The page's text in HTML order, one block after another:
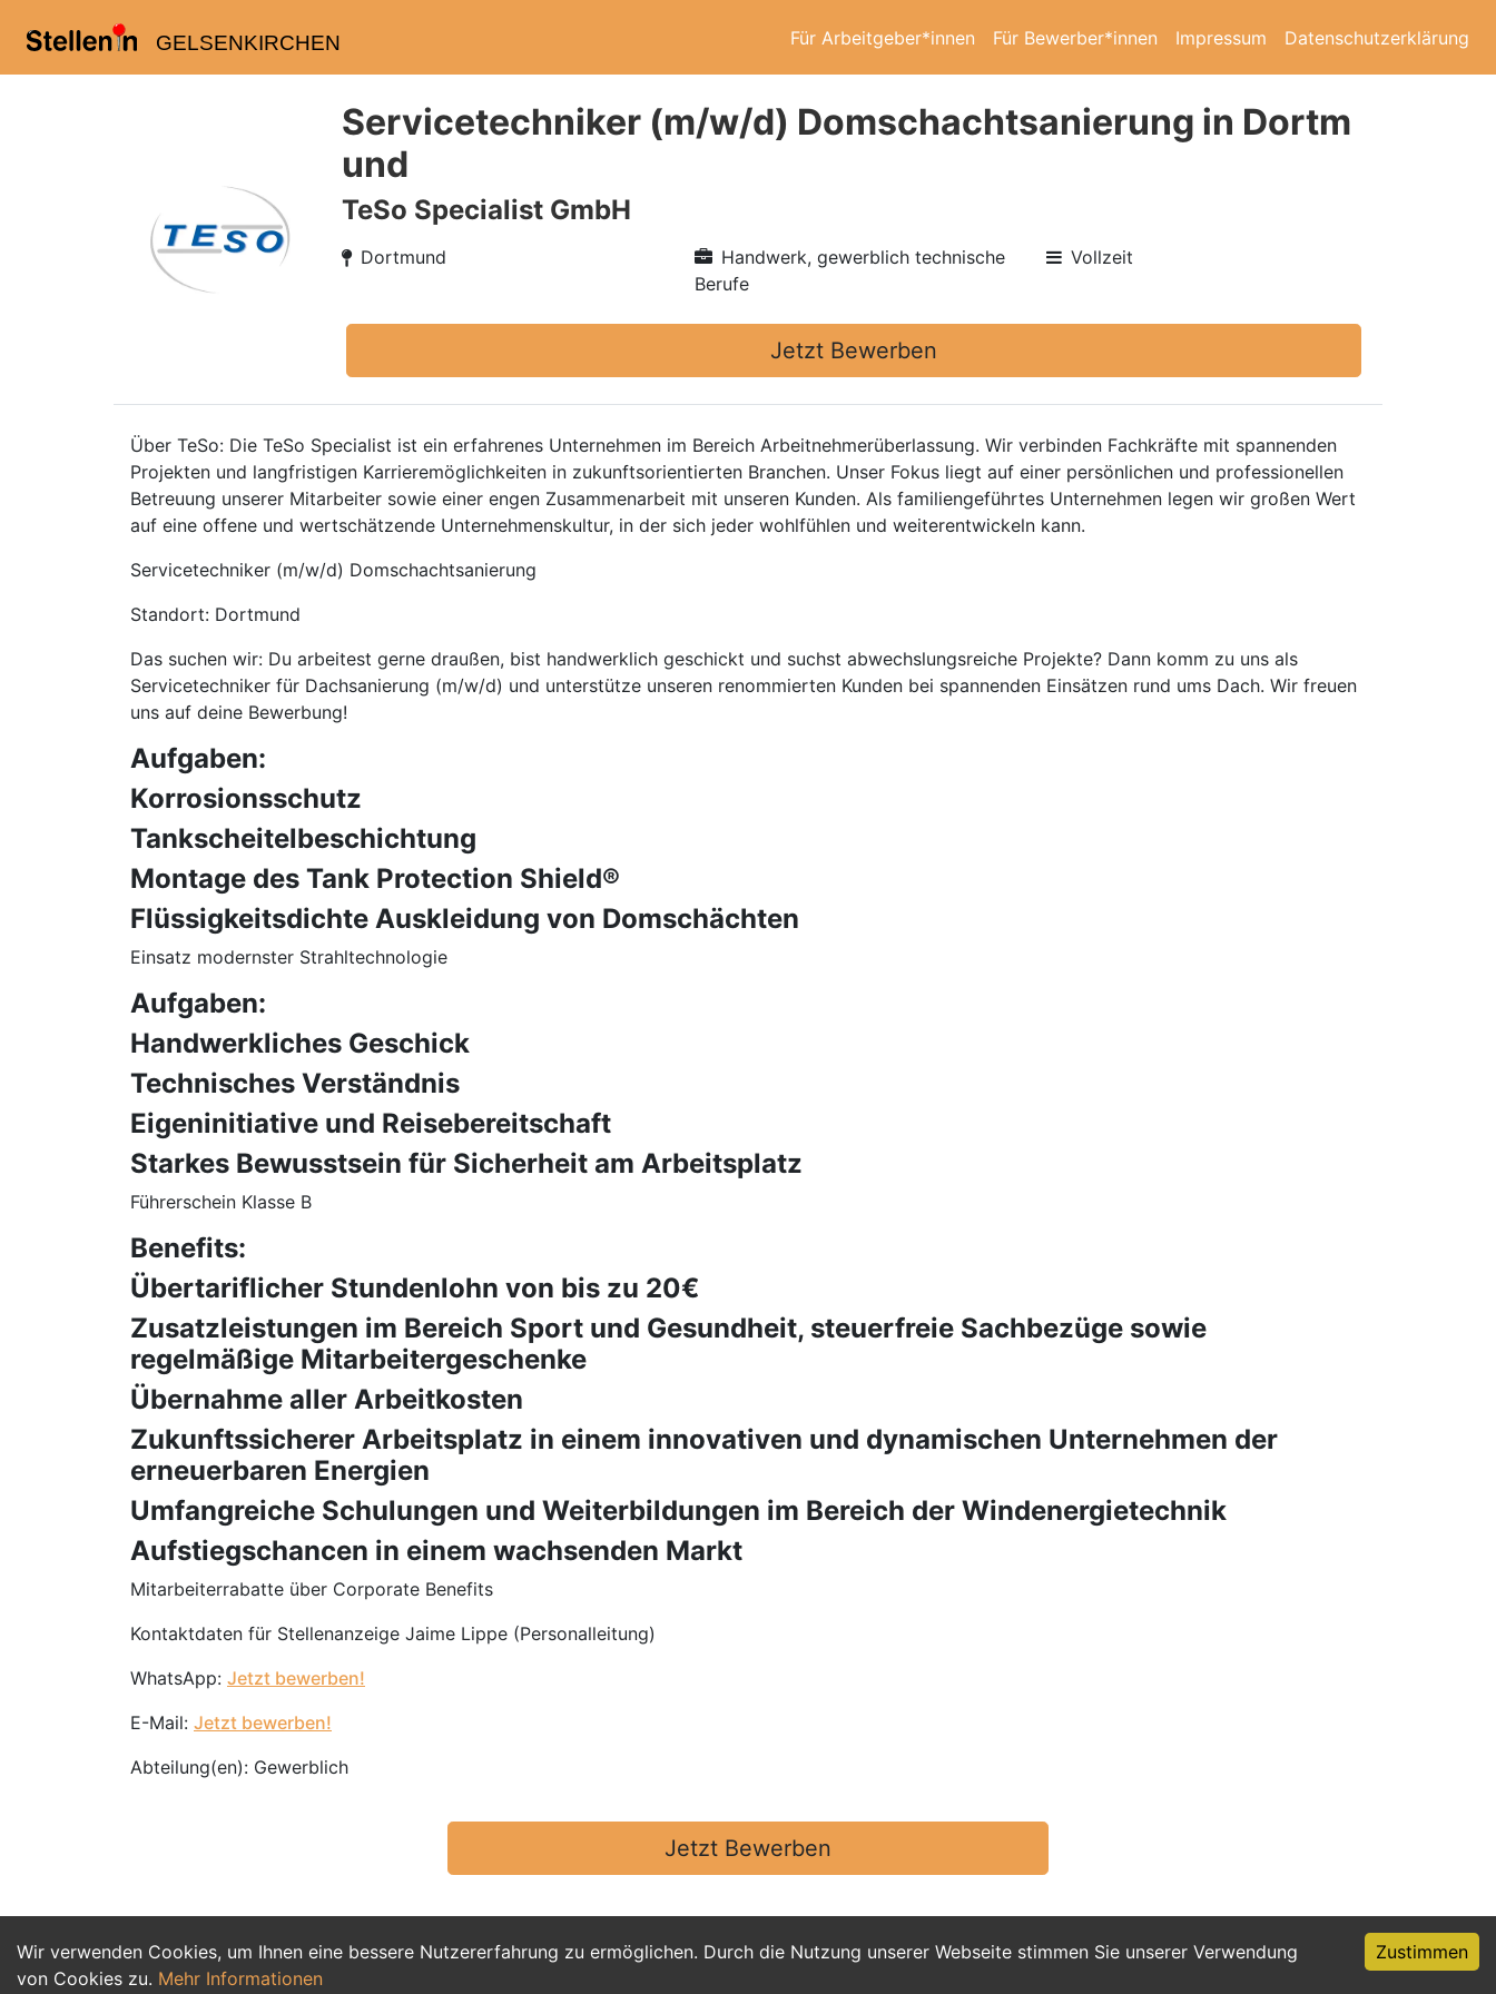
GELSENKIRCHEN Für Arbeitgeber*innen Für Bewerber*innen Impressum Datenschutzerklärung
Wir verwenden Cookies, um Ihnen eine bessere Nutzererfahrung zu ermöglichen. Durch die Nutzung unserer Webseite stimmen Sie unserer Verwendung
von Cookies zu. Mehr Informationen
Zustimmen
Servicetechniker (m/w/d) Domschachtsanierung in Dortm
und
TeSo Specialist GmbH
Dortmund
Handwerk, gewerblich technische
Berufe
Vollzeit
Jetzt Bewerben
Über TeSo: Die TeSo Specialist ist ein erfahrenes Unternehmen im Bereich Arbeitnehmerüberlassung. Wir verbinden Fachkräfte mit spannenden
Projekten und langfristigen Karrieremöglichkeiten in zukunftsorientierten Branchen. Unser Fokus liegt auf einer persönlichen und professionellen
Betreuung unserer Mitarbeiter sowie einer engen Zusammenarbeit mit unseren Kunden. Als familiengeführtes Unternehmen legen wir großen Wert
auf eine offene und wertschätzende Unternehmenskultur, in der sich jeder wohlfühlen und weiterentwickeln kann.
Servicetechniker (m/w/d) Domschachtsanierung
Standort: Dortmund
Das suchen wir: Du arbeitest gerne draußen, bist handwerklich geschickt und suchst abwechslungsreiche Projekte? Dann komm zu uns als
Servicetechniker für Dachsanierung (m/w/d) und unterstütze unseren renommierten Kunden bei spannenden Einsätzen rund ums Dach. Wir freuen
uns auf deine Bewerbung!
Aufgaben:
Korrosionsschutz
Tankscheitelbeschichtung
Montage des Tank Protection Shield®
Flüssigkeitsdichte Auskleidung von Domschächten
Einsatz modernster Strahltechnologie
Aufgaben:
Handwerkliches Geschick
Technisches Verständnis
Eigeninitiative und Reisebereitschaft
Starkes Bewusstsein für Sicherheit am Arbeitsplatz
Führerschein Klasse B
Benefits:
Übertariflicher Stundenlohn von bis zu 20€
Zusatzleistungen im Bereich Sport und Gesundheit, steuerfreie Sachbezüge sowie
regelmäßige Mitarbeitergeschenke
Übernahme aller Arbeitkosten
Zukunftssicherer Arbeitsplatz in einem innovativen und dynamischen Unternehmen der
erneuerbaren Energien
Umfangreiche Schulungen und Weiterbildungen im Bereich der Windenergietechnik
Aufstiegschancen in einem wachsenden Markt
Mitarbeiterrabatte über Corporate Benefits
Kontaktdaten für Stellenanzeige Jaime Lippe (Personalleitung)
WhatsApp: Jetzt bewerben!
E-Mail: Jetzt bewerben!
Abteilung(en): Gewerblich
Jetzt Bewerben